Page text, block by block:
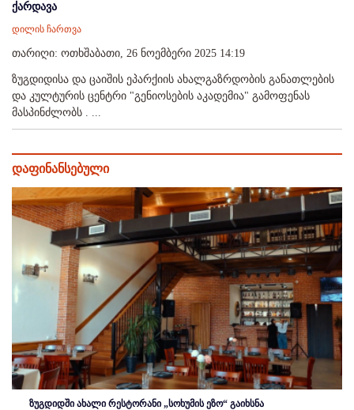
ქარდავა
დილის ჩართვა
თარიღი: ოთხშაბათი, 26 ნოემბერი 2025 14:19
ზუგდიდისა და ცაიშის ეპარქიის ახალგაზრდობის განათლების
და კულტურის ცენტრი "გენიოსების აკადემია" გამოფენას
მასპინძლობს . ...
დაფინანსებული
ზუგდიდში ახალი რესტორანი „სოხუმის ეზო“ გაიხსნა